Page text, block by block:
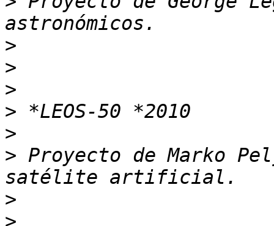
>
>
>
>
>
> Proyecto de Marko
>
>